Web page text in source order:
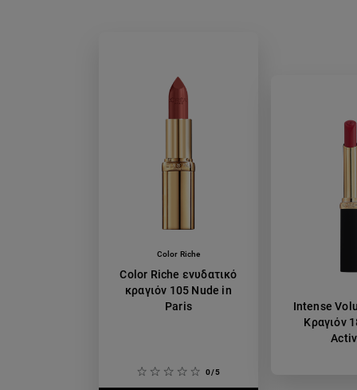
Color Riche
Color Riche ενυδατικό
κραγιόν 105 Nude in
Paris
0/5
Intense
Κραγιόν